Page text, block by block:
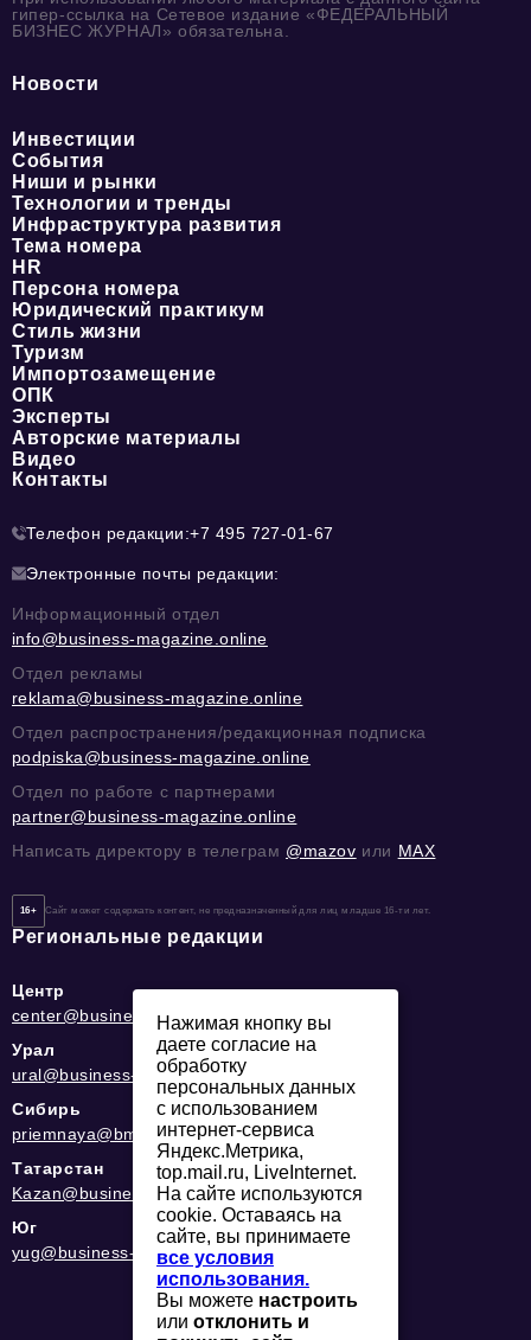
гипер-ссылка на Сетевое издание «ФЕДЕРАЛЬНЫЙ
БИЗНЕС ЖУРНАЛ» обязательна.
Новости
Инвестиции
События
Ниши и рынки
Технологии и тренды
Инфраструктура развития
Тема номера
HR
Персона номера
Юридический практикум
Стиль жизни
Туризм
Импортозамещение
ОПК
Эксперты
Авторские материалы
Видео
Контакты
Телефон редакции:+7 495 727-01-67
Электронные почты редакции:
Информационный отдел
info@business-magazine.online
Отдел рекламы
reklama@business-magazine.online
Отдел распространения/редакционная подписка
podpiska@business-magazine.online
Отдел по работе с партнерами
partner@business-magazine.online
Написать директору в телеграм @mazov или MAX
16+ Сайт может содержать контент, не предназначенный для лиц младше 16-ти лет.
Региональные редакции
Центр
center@business-magazine.online
Урал
ural@business-magazine.online
Сибирь
priemnaya@bmag42.ru
Татарстан
Kazan@business-magazine.online
Юг
yug@business-magazine.online
Нажимая кнопку вы
даете согласие на
обработку
персональных данных
с использованием
интернет-сервиса
Яндекс.Метрика,
top.mail.ru, LiveInternet.
На сайте используются
cookie. Оставаясь на
сайте, вы принимаете
все условия
использования.
Вы можете настроить
или отклонить и